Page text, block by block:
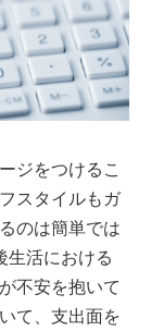
ジをつけるこ
スタイルもガ
のは簡単では
生活における
不安を抱いて
て、支出面を